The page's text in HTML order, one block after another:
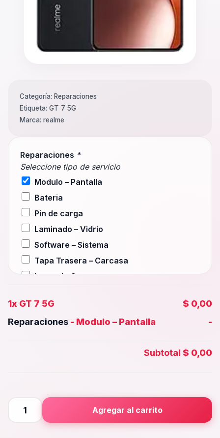
Reparaciones *
Seleccione tipo de servicio
Modulo – Pantalla
Bateria
Pin de carga
Laminado – Vidrio
Software – Sistema
Tapa Trasera – Carcasa
Lente de Camara
Wifi – Señal – Antena
Camara Trasera
Placa Principal
1x GT 7 5G
$ 0,00
Reparaciones - Modulo – Pantalla -
Subtotal $ 0,00
Agregar al carrito
Categoría: Reparaciones
Etiqueta: GT 7 5G
Marca: realme